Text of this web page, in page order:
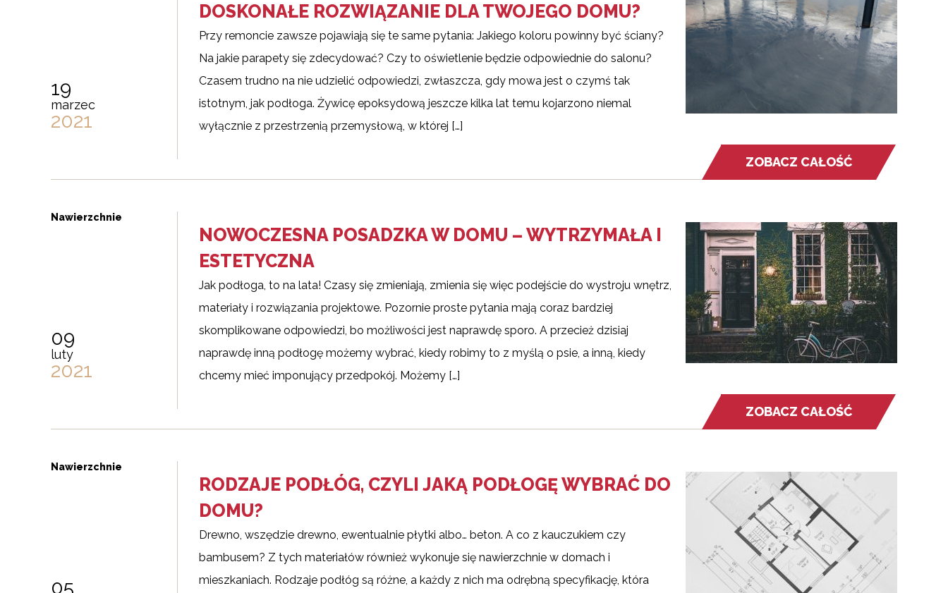
19
marzec
2021
DOSKONAŁE ROZWIĄZANIE DLA TWOJEGO DOMU?
Przy remoncie zawsze pojawiają się te same pytania: Jakiego koloru powinny być ściany?
Na jakie parapety się zdecydować? Czy to oświetlenie będzie odpowiednie do salonu?
Czasem trudno na nie udzielić odpowiedzi, zwłaszcza, gdy mowa jest o czymś tak
istotnym, jak podłoga. Żywicę epoksydową jeszcze kilka lat temu kojarzono niemal
wyłącznie z przestrzenią przemysłową, w której […]
ZOBACZ CAŁOŚĆ
Nawierzchnie
09
luty
2021
NOWOCZESNA POSADZKA W DOMU – WYTRZYMAŁA I
ESTETYCZNA
Jak podłoga, to na lata! Czasy się zmieniają, zmienia się więc podejście do wystroju wnętrz,
materiały i rozwiązania projektowe. Pozornie proste pytania mają coraz bardziej
skomplikowane odpowiedzi, bo możliwości jest naprawdę sporo. A przecież dzisiaj
naprawdę inną podłogę możemy wybrać, kiedy robimy to z myślą o psie, a inną, kiedy
chcemy mieć imponujący przedpokój. Możemy […]
ZOBACZ CAŁOŚĆ
Nawierzchnie
05
RODZAJE PODŁÓG, CZYLI JAKĄ PODŁOGĘ WYBRAĆ DO
DOMU?
Drewno, wszędzie drewno, ewentualnie płytki albo… beton. A co z kauczukiem czy
bambusem? Z tych materiałów również wykonuje się nawierzchnie w domach i
mieszkaniach. Rodzaje podłóg są różne, a każdy z nich ma odrębną specyfikację, która